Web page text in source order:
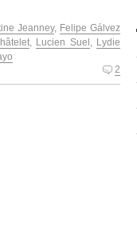
Jeanney, Felipe Gálvez
, Lucien Suel , Lydie
2